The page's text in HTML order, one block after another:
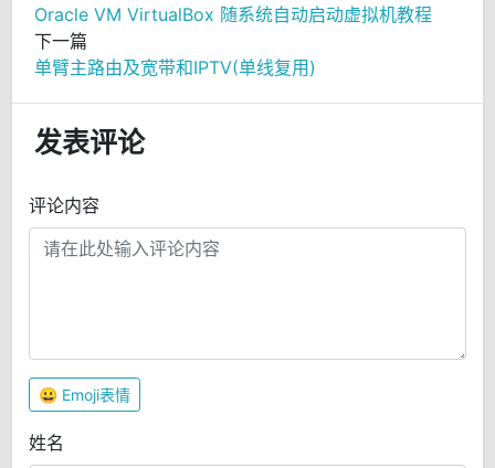
Oracle VM VirtualBox 随系统自动启动虚拟机教程
下一篇
单臂主路由及宽带和IPTV(单线复用)
发表评论
评论内容
😀 Emoji表情
姓名